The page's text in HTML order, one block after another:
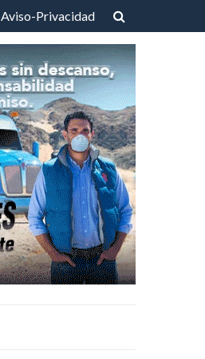
Aviso-Privacidad